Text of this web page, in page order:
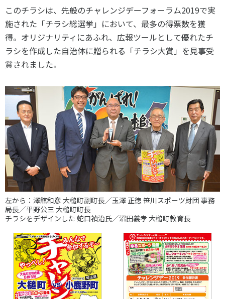
メールマガジン
「SSFニュース」
アクセス
個人情報保護方針
ソーシャルメディア運営方針
© 2020
スポーツによるまちづくり
スポーツ・ガバナンス
スポーツボランティア
スポーツ政策・予算
健康とスポーツ
社会づくり
自治体との連携
各教育機関との連携
スポーツ振興団体との連携
【動画】スポーツでアクティブなまちづくり
SPORT POLICY INCUBATOR ―スポーツ政策の『卵』 ―
Sport Topics
スポーツ 歴史の検証
このチラシは、先般のチャレンジデーフォーラム2019で実
施された「チラシ総選挙」において、最多の得票数を獲
得。オリジナリティにあふれ、広報ツールとして優れたチ
ラシを作成した自治体に贈られる「チラシ大賞」を見事受
賞されました。
左から：澤舘和彦 大槌町副町長／玉澤 正徳 笹川スポーツ財団 事務
局長／平野公三 大槌町町長
チラシをデザインした 蛇口禎治氏／沼田義孝 大槌町教育長